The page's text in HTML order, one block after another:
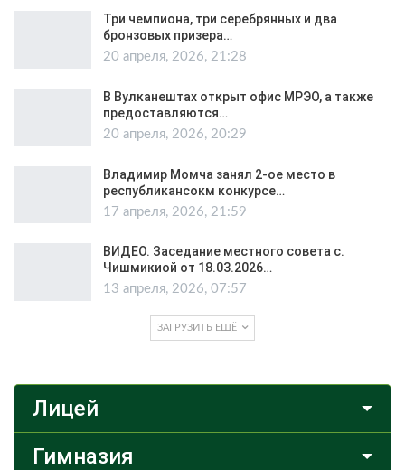
Три чемпиона, три серебрянных и два
бронзовых призера…
20 апреля, 2026, 21:28
В Вулканештах открыт офис МРЭО, а также
предоставляются…
20 апреля, 2026, 20:29
Владимир Момча занял 2-ое место в
республикансокм конкурсе…
17 апреля, 2026, 21:59
ВИДЕО. Заседание местного совета с.
Чишмикиой от 18.03.2026…
13 апреля, 2026, 07:57
ЗАГРУЗИТЬ ЕЩЁ
Лицей
Гимназия